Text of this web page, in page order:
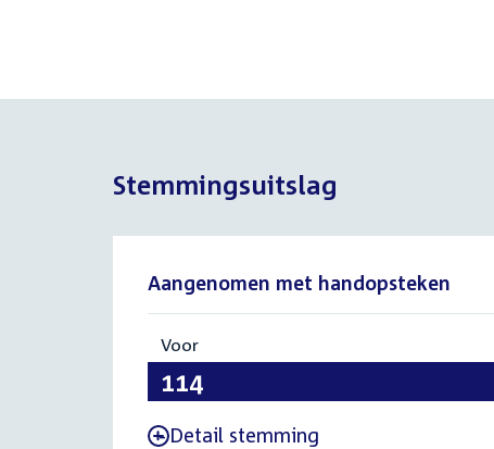
Stemmingsuitslag
Aangenomen met handopsteken
Voor
114
- Detail stemming